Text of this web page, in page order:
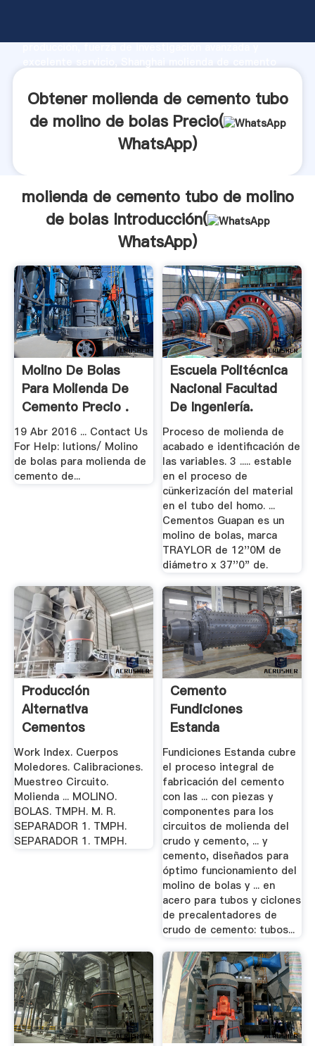
producción, fuerza de investigación avanzada y
aporta valores a todos los clientes.
Obtener molienda de cemento tubo
de molino de bolas Precio(
WhatsApp)
molienda de cemento tubo de molino
de bolas Introducción(
WhatsApp)
Molino De Bolas
Para Molienda De
Cemento Precio .
19 Abr 2016 ... Contact Us
For Help: lutions/ Molino
de bolas para molienda de
cemento de...
Escuela Politécnica
Nacional Facultad
De Ingeniería.
Proceso de molienda de
acabado e identificación de
las variables. 3 ..... estable
en el proceso de
cünkerizacíón del material
en el tubo del homo. ...
Cementos Guapan es un
molino de bolas, marca
TRAYLOR de 12''0M de
diámetro x 37''0" de.
Producción
Alternativa
Cementos
Especiales En.
Work Index. Cuerpos
Moledores. Calibraciones.
Muestreo Circuito.
Molienda ... MOLINO.
BOLAS. TMPH. M. R.
SEPARADOR 1. TMPH.
SEPARADOR 1. TMPH.
Cemento
Fundiciones
Estanda
Fundiciones Estanda cubre
el proceso integral de
fabricación del cemento
con las ... con piezas y
componentes para los
circuitos de molienda del
crudo y cemento, ... y
cemento, diseñados para
óptimo funcionamiento del
molino de bolas y ... en
acero para tubos y ciclones
de precalentadores de
crudo de cemento: tubos...